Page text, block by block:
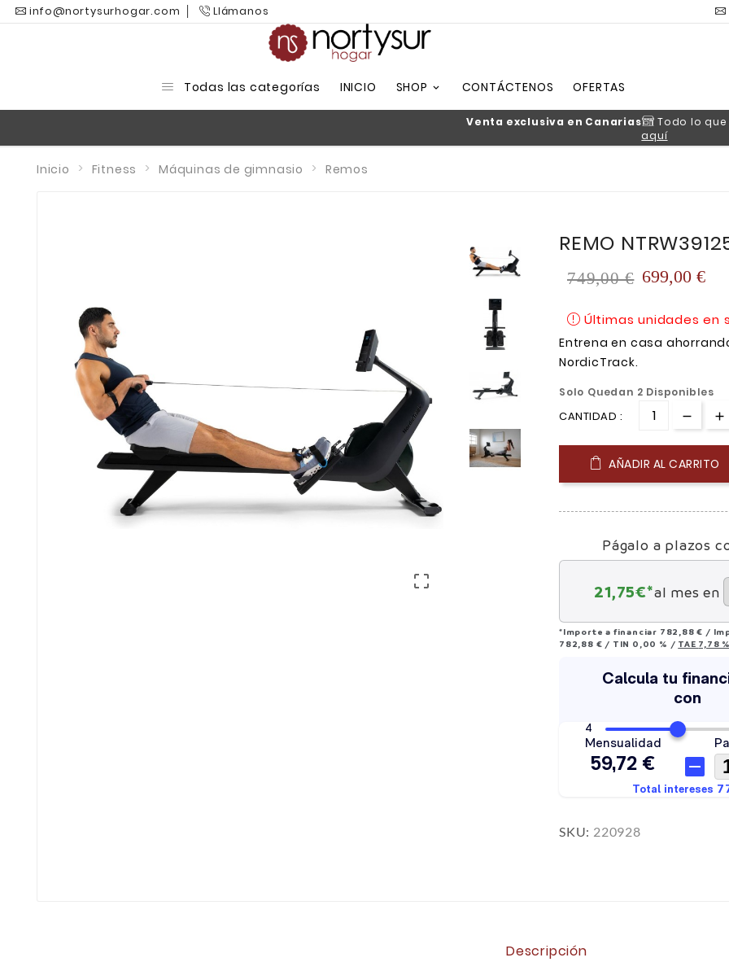
info@nortysurhogar.com Llámanos
Todas las categorías INICIO SHOP CONTÁCTENOS OFERTAS
Venta exclusiva en Canarias
Todo lo
aquí
Inicio Fitness Máquinas de gimnasio Remos

REMO
749,00 € 699,00 €
Últimas unidades en
Entrena en casa
NordicTrack.
Solo Quedan 2 Disponibles
CANTIDAD :
AÑADIR AL CARRITO
Págalo a plazos
21,75€*al mes en
*Importe a financiar 782,88 € /
782,88 € / TIN 0,00 % / TAE 7,78 %
SKU: 220928
Descripción